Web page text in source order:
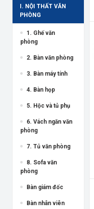
I. NỘI THẤT VĂN
PHÒNG
1. Ghế văn
phòng
2. Bàn văn phòng
3. Bàn máy tính
4. Bàn họp
5. Hộc và tủ phụ
6. Vách ngăn văn
phòng
7. Tủ văn phòng
8. Sofa văn
phòng
Bàn giám đốc
Bàn nhân viên